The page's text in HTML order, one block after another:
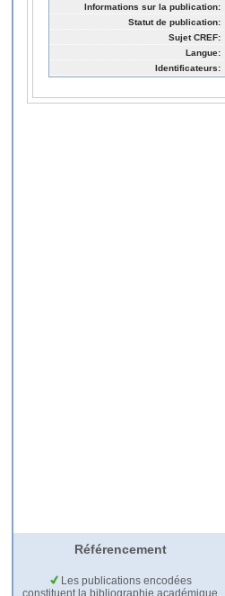
Informations sur la publication:
Statut de publication:
Sujet CREF:
Langue:
Identificateurs:
Référencement
Les publications encodées